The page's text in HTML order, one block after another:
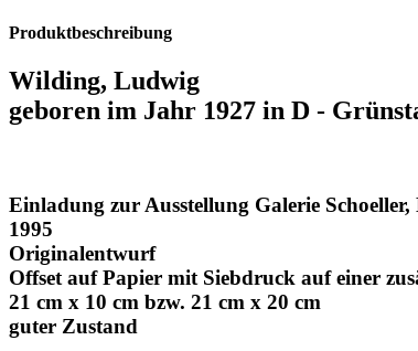
Produktbeschreibung
Wilding, Ludwig
geboren im Jahr 1927 in D -
Einladung zur Ausstellung Galerie Schoeller,
1995
Originalentwurf
Offset auf Papier mit Siebdruck auf einer
21 cm x 10 cm bzw. 21 cm x 20 cm
guter Zustand